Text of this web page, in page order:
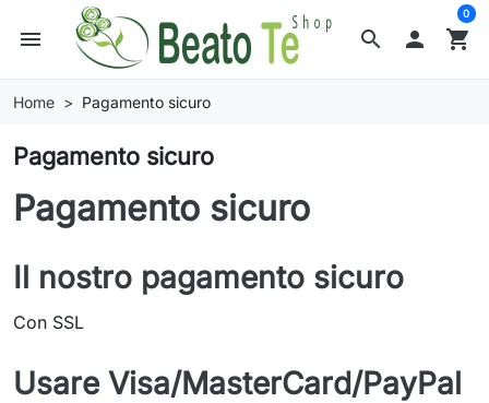
search
menu  shopping_cart
0
Home Pagamento sicuro
Pagamento sicuro
Pagamento sicuro
Il nostro pagamento sicuro
Con SSL
Usare Visa/MasterCard/PayPal